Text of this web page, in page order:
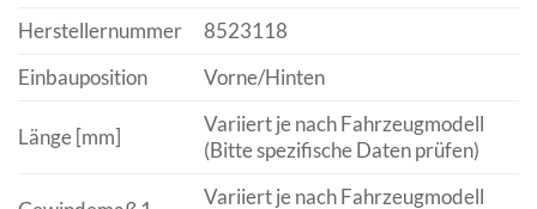
Herstellernummer
8523118
Einbauposition
Vorne/Hinten
Länge [mm]
Variiert je nach Fahrzeugmodell
(Bitte spezifische Daten prüfen)
Variiert je nach Fahrzeugmodell